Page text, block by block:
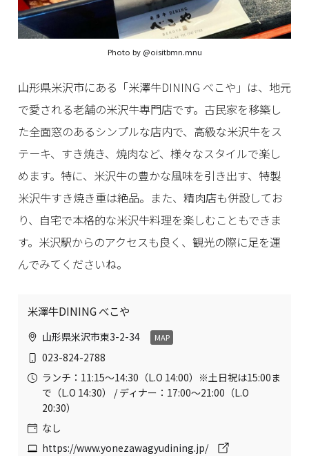
Photo by @oisitbmn.mnu
山形県米沢市にある「米澤牛DINING べこや」は、地元
で愛される老舗の米沢牛専門店です。古民家を移築し
た全面窓のあるシンプルな店内で、高級な米沢牛をス
テーキ、すき焼き、焼肉など、様々なスタイルで楽し
めます。特に、米沢牛の豊かな風味を引き出す、特製
米沢牛すき焼き重は絶品。また、精肉店も併設してお
り、自宅で本格的な米沢牛料理を楽しむこともできま
す。米沢駅からのアクセスも良く、観光の際に足を運
んでみてくださいね。
米澤牛DINING べこや
山形県米沢市東3-2-34 MAP
023-824-2788
ランチ：11:15〜14:30（L.O 14:00）※土日祝は15:00ま
で（L.O 14:30） / ディナー：17:00〜21:00（L.O
20:30）
なし
https://www.yonezawagyudining.jp/